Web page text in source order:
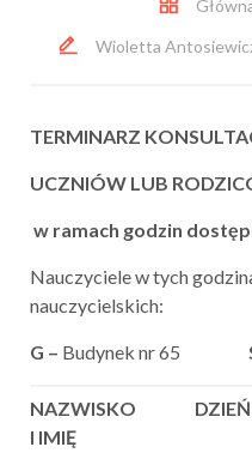
Wioletta
TERMINARZ
UCZNIÓW LUB
w ramach godzin
Nauczyciele w tych
nauczycielskich:
G – Budynek nr 65
NAZWISKO
I IMIĘ
DZIEŃ